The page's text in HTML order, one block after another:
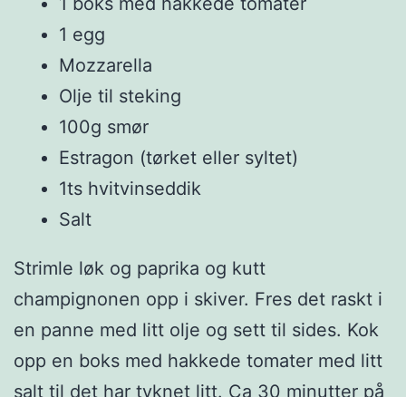
1 egg
Mozzarella
Olje til steking
100g smør
Estragon (tørket eller syltet)
1ts hvitvinseddik
Salt
Strimle løk og paprika og kutt
champignonen opp i skiver. Fres det raskt i
en panne med litt olje og sett til sides. Kok
opp en boks med hakkede tomater med litt
salt til det har tyknet litt. Ca 30 minutter på